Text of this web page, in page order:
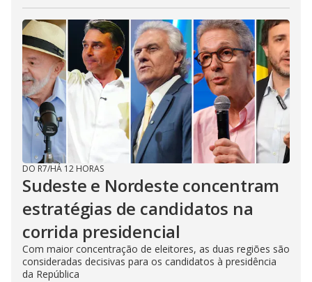
DO R7/HÁ 12 HORAS
Sudeste e Nordeste concentram
estratégias de candidatos na
corrida presidencial
Com maior concentração de eleitores, as duas regiões são
consideradas decisivas para os candidatos à presidência
da República